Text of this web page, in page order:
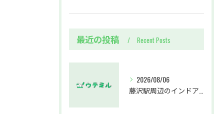
最近の投稿 Recent Posts
2026/08/06